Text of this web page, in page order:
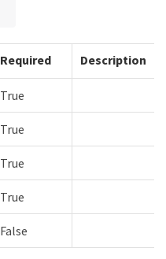
Required Description
True
True
True
True
False